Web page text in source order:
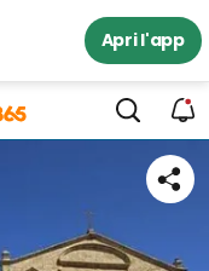
Apri l'app